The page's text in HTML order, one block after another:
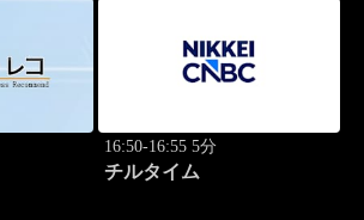
16:50-16:55 5分
チルタイム